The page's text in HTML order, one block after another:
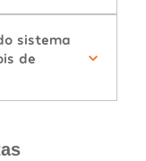
sistema
de